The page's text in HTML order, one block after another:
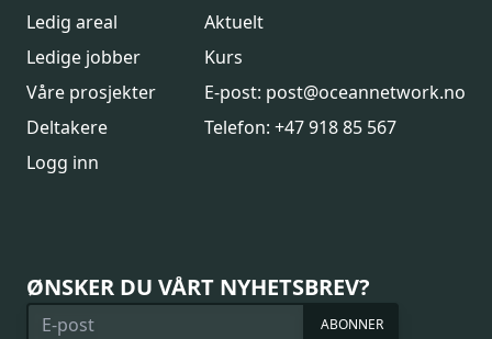
Ledig areal
Ledige jobber
Våre prosjekter
Deltakere
Logg inn
Aktuelt
Kurs
E-post: post@oceannetwork.no
Telefon: +47 918 85 567
ØNSKER DU VÅRT NYHETSBREV?
ABONNER